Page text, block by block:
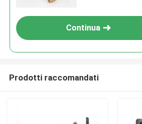
Continua
Prodotti raccomandati